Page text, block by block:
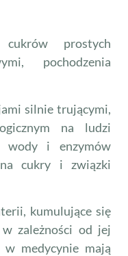
prostych
pochodzenia
silnie trującymi,
na ludzi
wody i enzymów
na cukry i związki
kumulujące się
zależności od jej
w medycynie mają